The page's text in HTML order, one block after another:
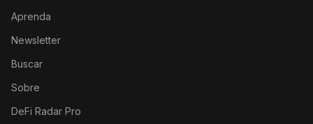
Aprenda
Newsletter
Buscar
Sobre
DeFi Radar Pro